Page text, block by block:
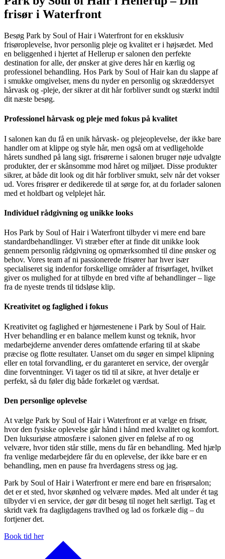
frisør i Waterfront
Besøg Park by Soul of Hair i Waterfront for en eksklusiv
frisøroplevelse, hvor personlig pleje og kvalitet er i højsædet. Med
en beliggenhed i hjertet af Hellerup er salonen den perfekte
destination for alle, der ønsker at give deres hår en kærlig og
professionel behandling. Hos Park by Soul of Hair kan du slappe af
i smukke omgivelser, mens du nyder en personlig og skræddersyet
hårvask og -pleje, der sikrer at dit hår forbliver sundt og stærkt indtil
dit næste besøg.
Professionel hårvask og pleje med fokus på kvalitet
I salonen kan du få en unik hårvask- og plejeoplevelse, der ikke bare
handler om at klippe og style hår, men også om at vedligeholde
hårets sundhed på lang sigt. frisørerne i salonen bruger nøje udvalgte
produkter, der er skånsomme mod håret og miljøet. Disse produkter
sikrer, at både dit look og dit hår forbliver smukt, selv når det vokser
ud. Vores frisører er dedikerede til at sørge for, at du forlader salonen
med et holdbart og velplejet hår.
Individuel rådgivning og unikke looks
Hos Park by Soul of Hair i Waterfront tilbyder vi mere end bare
standardbehandlinger. Vi stræber efter at finde dit unikke look
gennem personlig rådgivning og opmærksomhed til dine ønsker og
behov. Vores team af ni passionerede frisører har hver især
specialiseret sig indenfor forskellige områder af frisørfaget, hvilket
giver os mulighed for at tilbyde en bred vifte af behandlinger – lige
fra de nyeste trends til tidsløse klip.
Kreativitet og faglighed i fokus
Kreativitet og faglighed er hjørnestenene i Park by Soul of Hair.
Hver behandling er en balance mellem kunst og teknik, hvor
medarbejderne anvender deres omfattende erfaring til at skabe
præcise og flotte resultater. Uanset om du søger en simpel klipning
eller en total forvandling, er du garanteret en service, der overgår
dine forventninger. Vi tager os tid til at sikre, at hver detalje er
perfekt, så du føler dig både forkælet og værdsat.
Den personlige oplevelse
At vælge Park by Soul of Hair i Waterfront er at vælge en frisør,
hvor den fysiske oplevelse går hånd i hånd med kvalitet og komfort.
Den luksuriøse atmosfære i salonen giver en følelse af ro og
velvære, hvor tiden står stille, mens du får en behandling. Med hjælp
fra venlige medarbejdere får du en oplevelse, der ikke bare er en
behandling, men en pause fra hverdagens stress og jag.
Park by Soul of Hair i Waterfront er mere end bare en frisørsalon;
det er et sted, hvor skønhed og velvære mødes. Med alt under ét tag
tilbyder vi en service, der gør dit besøg til noget helt særligt. Tag et
skridt væk fra dagligdagens travlhed og lad os forkæle dig – du
fortjener det.
Book tid her